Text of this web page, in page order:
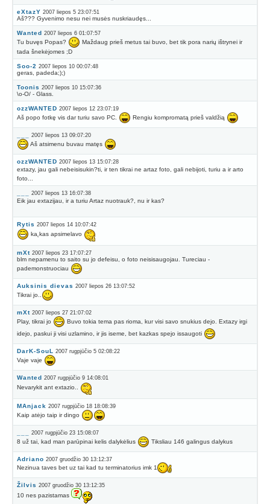
eXtazY 2007 liepos 5 23:07:51
Aš??? Gyvenimo nesu nei musės nuskriaudęs...
Wanted 2007 liepos 6 01:07:57
Tu buvęs Popas?
Maždaug prieš metus tai buvo, bet tik pora narių ištrynei ir
tada šnekėjomes ;D
Soo-2 2007 liepos 10 00:07:48
geras, padeda;);)
Toonis 2007 liepos 10 15:07:36
\o-O/ - Glass.
ozzWANTED 2007 liepos 12 23:07:19
Aš popo fotkę vis dar turiu savo PC. Rengiu kompromatą prieš valdžią
2007 liepos 13 09:07:20
Aš atsimenu buvau matęs
ozzWANTED 2007 liepos 13 15:07:28
extazy, jau gali nebeisisukin?ti, ir ten tikrai ne artaz foto, gali nebijoti, turiu a ir arto
foto...
2007 liepos 13 16:07:38
Eik jau extazijau, ir a turiu Artaz nuotrauk?, nu ir kas?
Rytis 2007 liepos 14 10:07:42
ka˛kas apsimelavo
mXt 2007 liepos 23 17:07:27
blm nepamenu to saito su jo defeisu, o foto neisisaugojau. Tureciau -
pademonstruociau
Auksinis dievas 2007 liepos 26 13:07:52
Tikrai jo..
mXt 2007 liepos 27 21:07:02
Play, tikrai jo
Buvo tokia tema pas rioma, kur visi savo snukius dejo. Extazy irgi
idejo, paskui ji visi uzlamino, ir jis iseme, bet kazkas spejo issaugoti
DarK-SouL 2007 rugpjūčio 5 02:08:22
Vaje vaje
Wanted 2007 rugpjūčio 9 14:08:01
Nevarykit ant extazio..
MAnjack 2007 rugpjūčio 18 18:08:39
Kaip atėjo taip ir dingo
2007 rugpjūčio 23 15:08:07
8 už tai, kad man parūpinai kelis dalykėlius Tiksliau 146 galingus dalykus
Adriano 2007 gruodžio 30 13:12:37
Nezinua taves bet uz tai kad tu terminatorius imk 1
Žilvis 2007 gruodžio 30 13:12:35
10 nes pazistamas